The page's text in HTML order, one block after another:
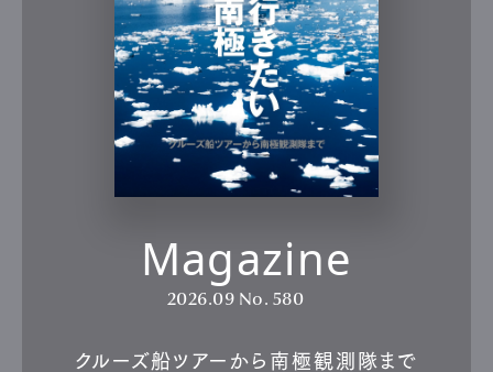
Magazine
2026.09 No. 580
クルーズ船ツアーから南極観測隊まで